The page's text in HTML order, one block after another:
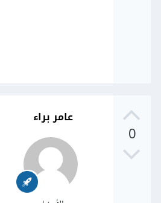
0
عامر براء